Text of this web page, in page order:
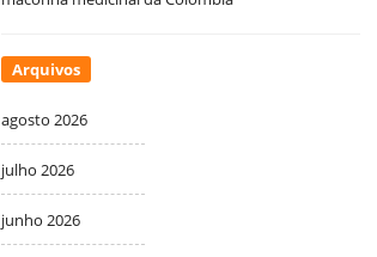
Arquivos
agosto 2026
julho 2026
junho 2026